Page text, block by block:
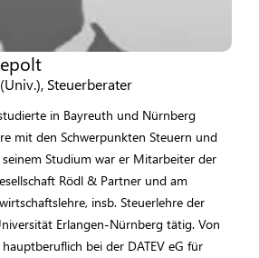
Steuerberater
in Bayreuth und Nürnberg
mit den Schwerpunkten Steuern und
seinem Studium war er Mitarbeiter der
Rödl & Partner und am
insb. Steuerlehre der
Erlangen-Nürnberg tätig. Von
bei der DATEV eG für